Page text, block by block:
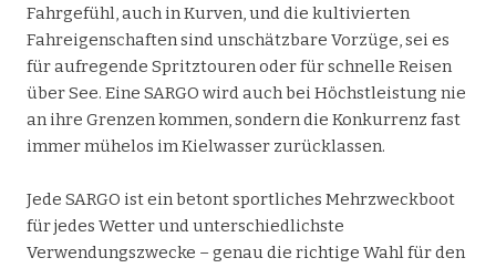
Fahrgefühl, auch in Kurven, und die kultivierten
Fahreigenschaften sind unschätzbare Vorzüge, sei es
für aufregende Spritztouren oder für schnelle Reisen
über See. Eine SARGO wird auch bei Höchstleistung nie
an ihre Grenzen kommen, sondern die Konkurrenz fast
immer mühelos im Kielwasser zurücklassen.
Jede SARGO ist ein betont sportliches Mehrzweckboot
für jedes Wetter und unterschiedlichste
Verwendungszwecke – genau die richtige Wahl für den